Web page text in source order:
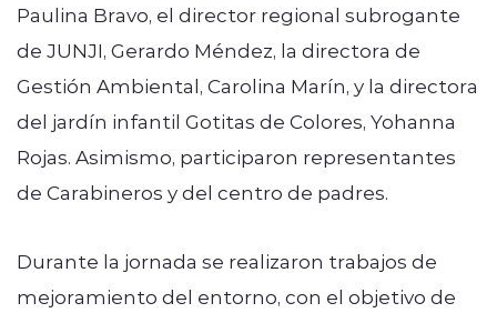
Paulina Bravo, el director regional subrogante
de JUNJI, Gerardo Méndez, la directora de
Gestión Ambiental, Carolina Marín, y la directora
del jardín infantil Gotitas de Colores, Yohanna
Rojas. Asimismo, participaron representantes
de Carabineros y del centro de padres.
Durante la jornada se realizaron trabajos de
mejoramiento del entorno, con el objetivo de